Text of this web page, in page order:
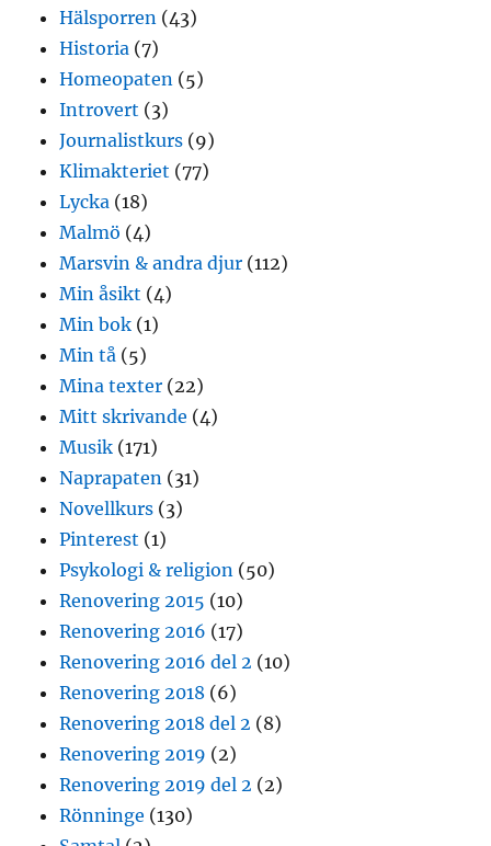
Hälsporren (43)
Historia (7)
Homeopaten (5)
Introvert (3)
Journalistkurs (9)
Klimakteriet (77)
Lycka (18)
Malmö (4)
Marsvin & andra djur (112)
Min åsikt (4)
Min bok (1)
Min tå (5)
Mina texter (22)
Mitt skrivande (4)
Musik (171)
Naprapaten (31)
Novellkurs (3)
Pinterest (1)
Psykologi & religion (50)
Renovering 2015 (10)
Renovering 2016 (17)
Renovering 2016 del 2 (10)
Renovering 2018 (6)
Renovering 2018 del 2 (8)
Renovering 2019 (2)
Renovering 2019 del 2 (2)
Rönninge (130)